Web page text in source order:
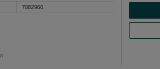
7082966